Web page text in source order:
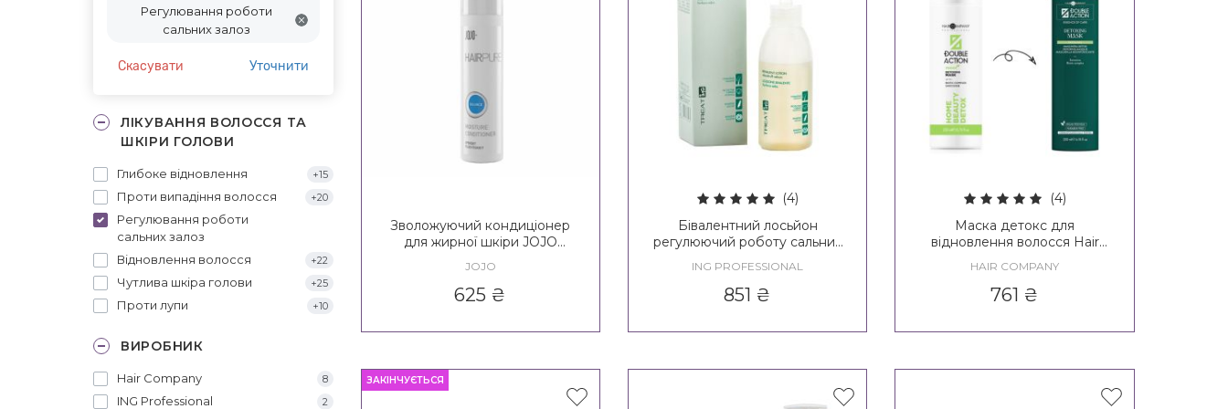
Регулювання роботи
сальних залоз
Скасувати Уточнити
ЛІКУВАННЯ ВОЛОССЯ ТА
ШКІРИ ГОЛОВИ
Глибоке відновлення +15
Проти випадіння волосся +20
Регулювання роботи
сальних залоз
Відновлення волосся
+22
Чутлива шкіра голови +25
Проти лупи +10
ВИРОБНИК
Hair Company 8
ING Professional 2
Зволожуючий кондиціонер
для жирної шкіри JOJO
JOJO
625 ₴
(4)
Бівалентний лосьйон
регулюючий роботу сальних
Lotion Dandruff-Sebum
ING PROFESSIONAL
851 ₴
(4)
Маска детокс для
відновлення волосся Hair
Exfoliate Home Beauty Detox
Mask
HAIR COMPANY
761 ₴
ЗАКІНЧУЄТЬСЯ